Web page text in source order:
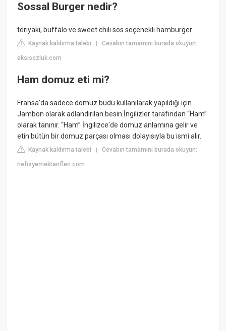
Sossal Burger nedir?
teriyaki, buffalo ve sweet chili sos seçenekli hamburger.
Kaynak kaldırma talebi |Cevabın tamamını burada okuyun:
eksisozluk.com
Ham domuz eti mi?
Fransa'da sadece domuz budu kullanılarak yapıldığı için
Jambon olarak adlandırılan besin İngilizler tarafından “Ham”
olarak tanınır. “Ham” İngilizce'de domuz anlamına gelir ve
etin bütün bir domuz parçası olması dolayısıyla bu ismi alır.
Kaynak kaldırma talebi |Cevabın tamamını burada okuyun:
nefisyemektarifleri.com